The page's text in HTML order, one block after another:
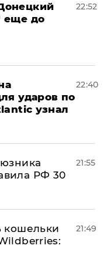
еще до
22:52
ударов по
узнал
22:40
РФ 30
21:55
кошельки
21:49